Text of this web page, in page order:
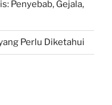
Penyebab, Gejala,
Perlu Diketahui